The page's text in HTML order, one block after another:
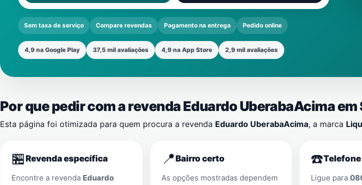
Sem taxa de serviço Compare revendas Pagamento na entrega Pedido online
4,9 na Google Play 37,5 mil avaliações 4,9 na App Store 2,9 mil avaliações
Por que pedir com a revenda Eduardo UberabaAcima em
Esta página foi otimizada para quem procura a revenda Eduardo UberabaAcima, a marca
🏪Revenda específica
Encontre a revenda Eduardo
📍Bairro certo
As opções mostradas dependem
☎️Telefone
Ligue para